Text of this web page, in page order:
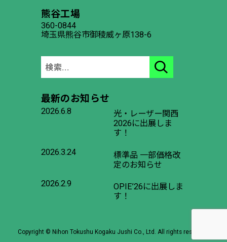
熊谷工場
360-0844
埼玉県熊谷市御稜威ヶ原138-6
最新のお知らせ
2026.6.8
光・レーザー関西
2026に出展しま
す！
2026.3.24
標準品 一部価格改
定のお知らせ
2026.2.9
OPIE’26に出展しま
す！
Copyright © Nihon Tokushu Kogaku Jushi Co., Ltd. All rights reserved.